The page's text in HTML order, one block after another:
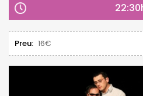
Preu: 16€